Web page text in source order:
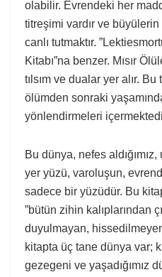
olabilir. Evrendeki her
titreşimi vardır ve
canlı tutmaktır.
Kitabı”na benzer. Mısır
tılsım ve dualar yer alır.
ölümden sonraki
yönlendirmeleri
Bu dünya, nefes aldığımız,
yer yüzü, varoluşun,
sadece bir yüzüdür. Bu
”bütün zihin kalıplarından
duyulmayan,
kitapta üç tane dünya var;
gezegeni ve yaşadığımız